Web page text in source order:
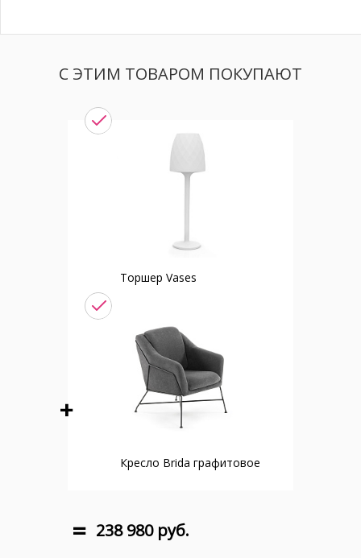
С ЭТИМ ТОВАРОМ ПОКУПАЮТ
Торшер Vases
Кресло Brida графитовое
238 980 руб.